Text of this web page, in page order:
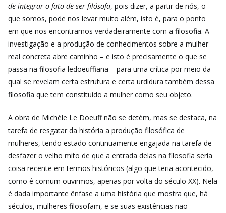
de integrar o fato de ser filósofa, pois dizer, a partir de nós, o
que somos, pode nos levar muito além, isto é, para o ponto
em que nos encontramos verdadeiramente com a filosofia. A
investigação e a produção de conhecimentos sobre a mulher
real concreta abre caminho – e isto é precisamente o que se
passa na filosofia ledoeuffiana – para uma crítica por meio da
qual se revelam certa estrutura e certa urdidura também dessa
filosofia que tem constituído a mulher como seu objeto.
A obra de Michèle Le Doeuff não se detém, mas se destaca, na
tarefa de resgatar da história a produção filosófica de
mulheres, tendo estado continuamente engajada na tarefa de
desfazer o velho mito de que a entrada delas na filosofia seria
coisa recente em termos históricos (algo que teria acontecido,
como é comum ouvirmos, apenas por volta do século XX). Nela
é dada importante ênfase a uma história que mostra que, há
séculos, mulheres filosofam, e se suas existências não